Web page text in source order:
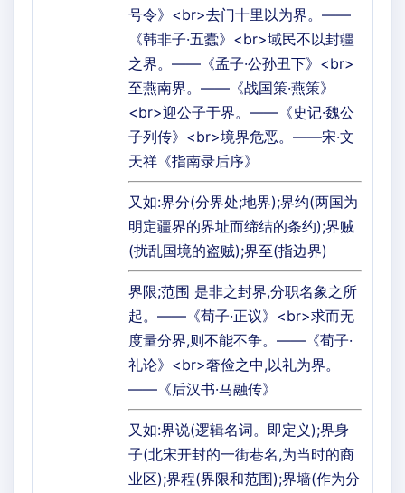
号令》<br>去门十里以为界。——
《韩非子·五蠹》<br>域民不以封疆
之界。——《孟子·公孙丑下》<br>
至燕南界。——《战国策·燕策》
<br>迎公子于界。——《史记·魏公
子列传》<br>境界危恶。——宋·文
天祥《指南录后序》
又如:界分(分界处;地界);界约(两国为
明定疆界的界址而缔结的条约);界贼
(扰乱国境的盗贼);界至(指边界)
界限;范围 是非之封界,分职名象之所
起。——《荀子·正议》<br>求而无
度量分界,则不能不争。——《荀子·
礼论》<br>奢俭之中,以礼为界。
——《后汉书·马融传》
又如:界说(逻辑名词。即定义);界身
子(北宋开封的一街巷名,为当时的商
业区);界程(界限和范围);界墙(作为分